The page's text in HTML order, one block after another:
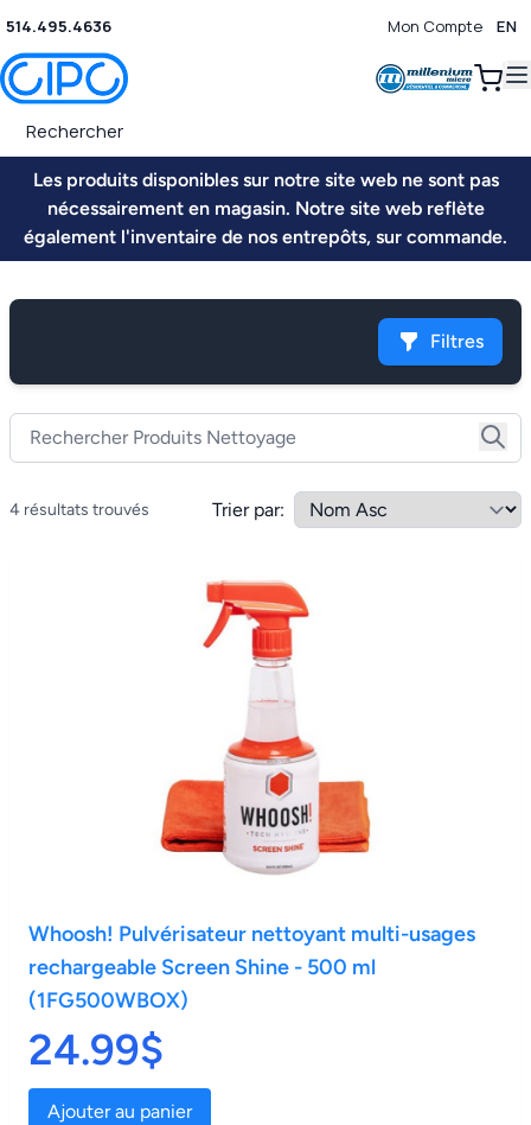
514.495.4636 Mon Compte EN
0
Les produits disponibles sur notre site web ne sont pas
nécessairement en magasin. Notre site web reflète
également l'inventaire de nos entrepôts, sur commande.
Filtres
4 résultats trouvés Trier par:
Whoosh! Pulvérisateur nettoyant multi-usages
rechargeable Screen Shine - 500 ml
(1FG500WBOX)
24.99$
Ajouter au panier